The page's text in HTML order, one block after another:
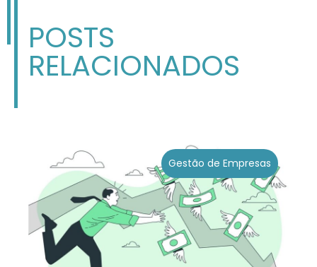
POSTS
RELACIONADOS
Gestão de Empresas